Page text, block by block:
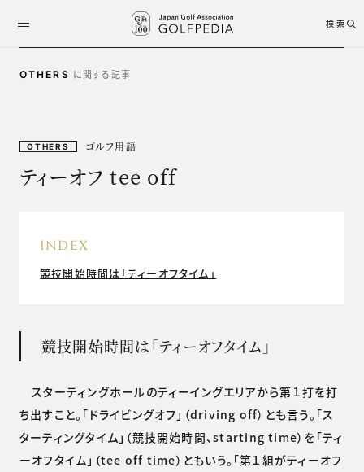
検索
OTHERS に関する記事
OTHERS ゴルフ用語
ティーオフ tee off
競技開始時間は「ティーオフタイム」
スターティングホールのティーイングエリアから第１打を打
ち出すこと。「ドライビングオフ」（driving off）とも言う。「ス
ターティングタイム」（競技開始時間、starting time）を「ティ
ーオフタイム」（tee off time）ともいう。「第１組がティーオフ
INDEX
競技開始時間は「ティーオフタイム」